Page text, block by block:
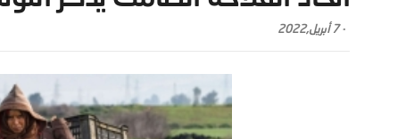
-7 أبريل,2022